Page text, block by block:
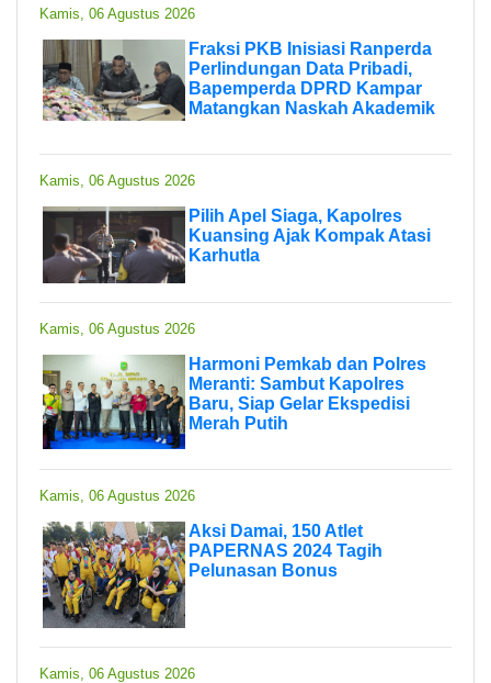
Kamis, 06 Agustus 2026
Fraksi PKB Inisiasi Ranperda
Perlindungan Data Pribadi,
Bapemperda DPRD Kampar
Matangkan Naskah Akademik
Kamis, 06 Agustus 2026
Pilih Apel Siaga, Kapolres
Kuansing Ajak Kompak Atasi
Karhutla
Kamis, 06 Agustus 2026
Harmoni Pemkab dan Polres
Meranti: Sambut Kapolres
Baru, Siap Gelar Ekspedisi
Merah Putih
Kamis, 06 Agustus 2026
Aksi Damai, 150 Atlet
PAPERNAS 2024 Tagih
Pelunasan Bonus
Kamis, 06 Agustus 2026